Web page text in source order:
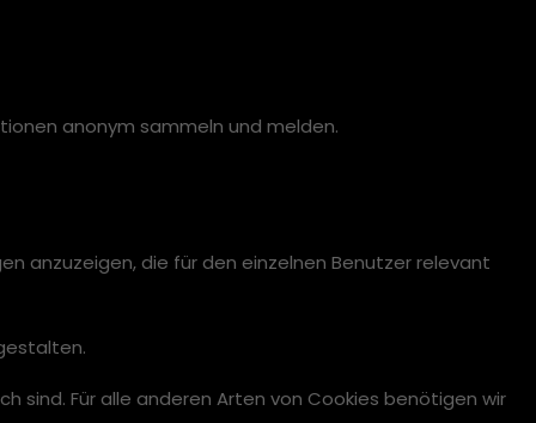
anonym sammeln und melden.
anzuzeigen, die für den einzelnen Benutzer relevant
sind. Für alle anderen Arten von Cookies benötigen wir